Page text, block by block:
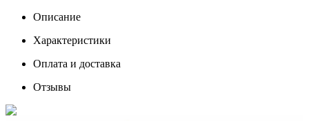
Описание
Характеристики
Оплата и доставка
Отзывы